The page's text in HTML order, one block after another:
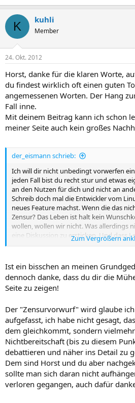
K kuhli
Member
24. Okt. 2012
Horst, danke für die klaren Worte,
du findest wirklich oft einen guten
angemessenen Worten. Der Hang
Fall inne.
Mit deinem Beitrag kann ich schon
meiner Seite auch kein großes
der_eismann schrieb:
Ich will dir nicht unbedingt vorwerfen
jeden Fall bist du recht stur und etwas
an den Nutzen für dich und nicht an
Schreib doch mal die Entwickler vom
neues Feature machst. Wenn die das
Zensur? Das Leben ist halt kein
wollen, wollen wir nicht. Was allerdings
eine Diskussion zu ersticken. Und dass
mit dem Danke-Button rumtrollen liegt
Zum Vergrößern
Ist ein bisschen an meinen
dennoch danke, dass du dir die
Seite zu zeigen!
Der "Zensurvorwurf" wird glaube
aufgefasst, ich habe nicht gesagt,
dem gleichkommt, sondern
Nichtbereitschaft (bis zu diesem
debattieren und näher ins Detail zu
Dem sind Horst und du aber
sollte man sich daran nicht
verloren gegangen, auch dafür